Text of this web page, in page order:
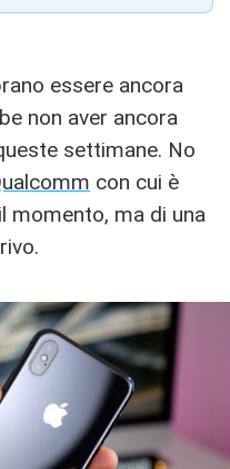
essere ancora
non aver ancora
settimane. No
con cui è
momento, ma di una